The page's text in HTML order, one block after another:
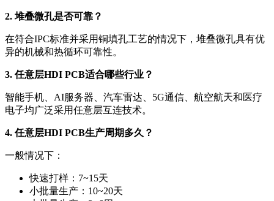
2. 堆叠微孔是否可靠？
在符合IPC标准并采用铜填孔工艺的情况下，堆叠微孔具有优
异的机械和热循环可靠性。
3. 任意层HDI PCB适合哪些行业？
智能手机、AI服务器、汽车雷达、5G通信、航空航天和医疗
电子均广泛采用任意层互连技术。
4. 任意层HDI PCB生产周期多久？
一般情况下：
快速打样：7~15天
小批量生产：10~20天